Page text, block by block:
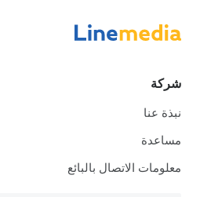
شركة
نبذة عنا
مساعدة
معلومات الاتصال بالبائع